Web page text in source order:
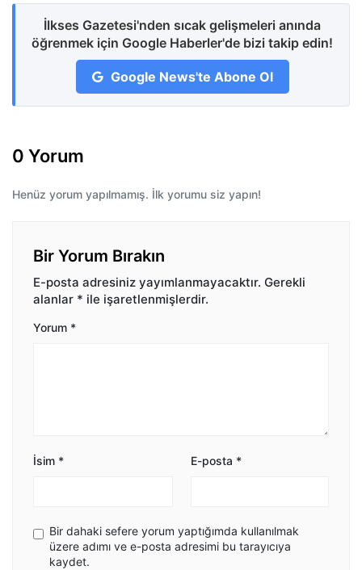
İlkses Gazetesi'nden sıcak gelişmeleri anında
öğrenmek için Google Haberler'de bizi takip edin!
Google News'te Abone Ol
0 Yorum
Henüz yorum yapılmamış. İlk yorumu siz yapın!
Bir Yorum Bırakın
E-posta adresiniz yayımlanmayacaktır. Gerekli
alanlar * ile işaretlenmişlerdir.
Yorum *
İsim * E-posta *
Bir dahaki sefere yorum yaptığımda kullanılmak
üzere adımı ve e-posta adresimi bu tarayıcıya
kaydet.